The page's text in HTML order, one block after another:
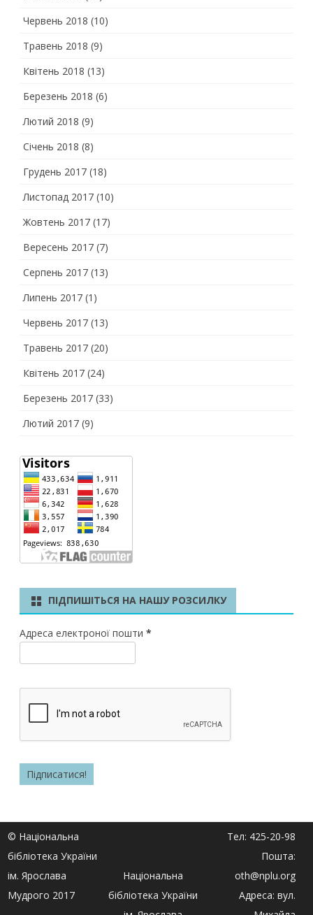
Червень 2018 (10)
Травень 2018 (9)
Квітень 2018 (13)
Березень 2018 (6)
Лютий 2018 (9)
Січень 2018 (8)
Грудень 2017 (18)
Листопад 2017 (10)
Жовтень 2017 (17)
Вересень 2017 (7)
Серпень 2017 (13)
Липень 2017 (1)
Червень 2017 (13)
Травень 2017 (20)
Квітень 2017 (24)
Березень 2017 (33)
Лютий 2017 (9)
ПІДПИШІТЬСЯ НА НАШУ РОЗСИЛКУ
Адреса електроної пошти *
© Національна
бібліотека України
ім. Ярослава
Мудрого 2017
Національна
бібліотека України
Тел: 425-20-98
Пошта:
oth@nplu.org
Адреса: вул.